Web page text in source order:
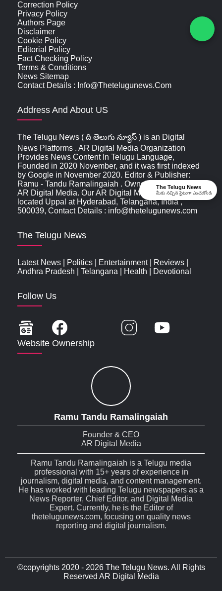
Correction Policy
Privacy Policy
Authors Page
Disclaimer
Cookie Policy
Editorial Policy
Fact Checking Policy
Terms & Conditions
News Sitemap
Contact Details : Info@thetelugunews.com
Address And About US
The Telugu News ( ది తెలుగు న్యూస్‌ ) is an Digital
News Platforms . AR Digital Media Organization
Provides News Content In Telugu Language,
Founded in 2020 November, and it was first indexed
by Google in November 2020. Editor & Publisher:
Ramu - Tandu Ramalingaiah . Owned & Operated by:
AR Digital Media. Our AR Digital Media Office is
located Uppal at Hyderabad, Telangana, India ,
500039, Contact Details : info@thetelugunews.com
The Telugu News
Latest News Politics Entertainment| Reviews
Andhra Pradesh
Telangana Health Devotional
Follow Us
Website Ownership
Ramu Tandu Ramalingaiah
Founder & CEO
AR Digital Media
Ramu Tandu Ramalingaiah is a Telugu media
professional with 15+ years of experience in
journalism, digital media, and content management.
He has worked with leading Telugu newspapers as a
News Reporter, Chief Editor, and Digital Media
Expert. Currently, he is the Editor of
thetelugunews.com, focusing on quality news
reporting and digital journalism.
©copyrights 2020 - 2026 The Telugu News. All Rights
Reserved AR Digital Media
The Telugu News
మీకు నచ్చిన సైటుగా ఎంచుకోండి